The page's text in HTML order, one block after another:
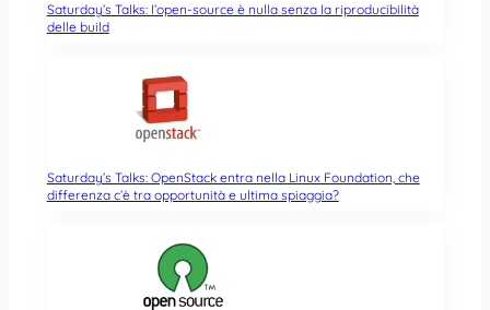
Saturday’s Talks: l’open-source è nulla senza la riproducibilità
delle build
Saturday’s Talks: OpenStack entra nella Linux Foundation, che
differenza c’è tra opportunità e ultima spiaggia?